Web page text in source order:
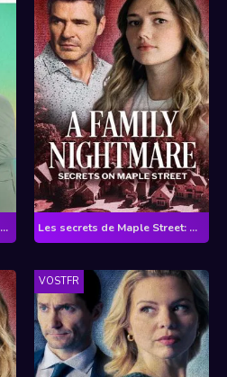
L'amour sur le Danube : coup de foudre imprévu Les secrets de Maple Street: On ne choisit pas sa famille
VOSTFR